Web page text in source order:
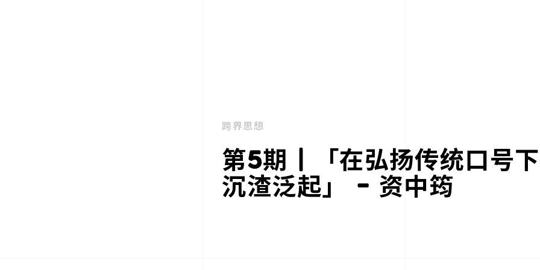
跨界思想
第5期 | 「在弘扬传统口号
沉渣泛起」 – 资中筠